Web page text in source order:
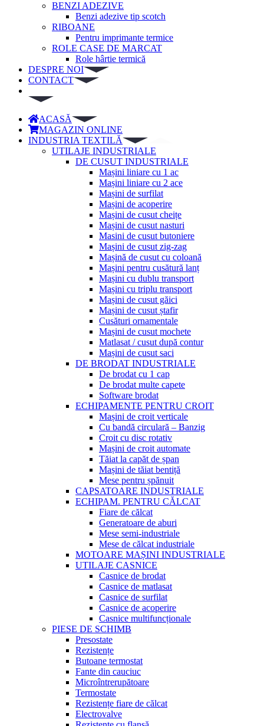
BENZI ADEZIVE
Benzi adezive tip scotch
RIBOANE
Pentru imprimante termice
ROLE CASE DE MARCAT
Role hârtie termică
DESPRE NOI
CONTACT
ACASĂ
MAGAZIN ONLINE
INDUSTRIA TEXTILĂ
UTILAJE INDUSTRIALE
DE CUSUT INDUSTRIALE
Mașini liniare cu 1 ac
Mașini liniare cu 2 ace
Mașini de surfilat
Mașini de acoperire
Mașini de cusut cheițe
Mașini de cusut nasturi
Masini de cusut butoniere
Mașini de cusut zig-zag
Mașină de cusut cu coloană
Mașini pentru cusătură lanț
Mașini cu dublu transport
Mașini cu triplu transport
Mașini de cusut găici
Mașini de cusut ștafir
Cusături ornamentale
Mașini de cusut mochete
Matlasat / cusut după contur
Mașini de cusut saci
DE BRODAT INDUSTRIALE
De brodat cu 1 cap
De brodat multe capete
Software brodat
ECHIPAMENTE PENTRU CROIT
Mașini de croit verticale
Cu bandă circulară – Banzig
Croit cu disc rotativ
Mașini de croit automate
Tăiat la capăt de șpan
Mașini de tăiat bentiță
Mese pentru șpănuit
CAPSATOARE INDUSTRIALE
ECHIPAM. PENTRU CĂLCAT
Fiare de călcat
Generatoare de aburi
Mese semi-industriale
Mese de călcat industriale
MOTOARE MAȘINI INDUSTRIALE
UTILAJE CASNICE
Casnice de brodat
Casnice de matlasat
Casnice de surfilat
Casnice de acoperire
Casnice multifuncționale
PIESE DE SCHIMB
Presostate
Rezistențe
Butoane termostat
Fante din cauciuc
Microîntrerupătoare
Termostate
Rezistențe fiare de călcat
Electrovalve